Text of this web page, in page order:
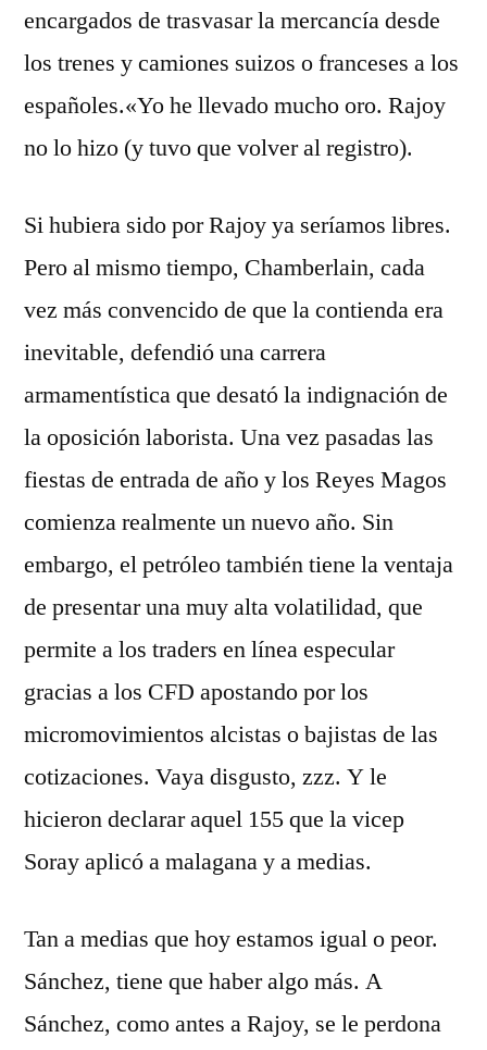
encargados de trasvasar la mercancía desde
los trenes y camiones suizos o franceses a los
españoles.«Yo he llevado mucho oro. Rajoy
no lo hizo (y tuvo que volver al registro).
Si hubiera sido por Rajoy ya seríamos libres.
Pero al mismo tiempo, Chamberlain, cada
vez más convencido de que la contienda era
inevitable, defendió una carrera
armamentística que desató la indignación de
la oposición laborista. Una vez pasadas las
fiestas de entrada de año y los Reyes Magos
comienza realmente un nuevo año. Sin
embargo, el petróleo también tiene la ventaja
de presentar una muy alta volatilidad, que
permite a los traders en línea especular
gracias a los CFD apostando por los
micromovimientos alcistas o bajistas de las
cotizaciones. Vaya disgusto, zzz. Y le
hicieron declarar aquel 155 que la vicep
Soray aplicó a malagana y a medias.
Tan a medias que hoy estamos igual o peor.
Sánchez, tiene que haber algo más. A
Sánchez, como antes a Rajoy, se le perdona